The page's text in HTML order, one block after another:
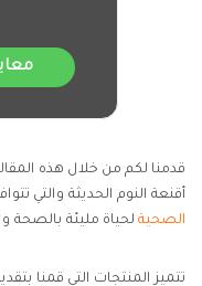
قدمنا لكم من خلال هذه
أقنعة النوم الحديثة والتي
الصحية لحياة مليئة بالصحة
تتميز المنتجات التي قمنا